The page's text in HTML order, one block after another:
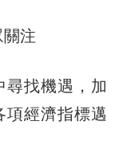
注
找機遇，加
項經濟指標邁